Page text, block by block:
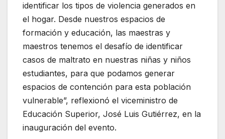
identificar los tipos de violencia generados en
el hogar. Desde nuestros espacios de
formación y educación, las maestras y
maestros tenemos el desafío de identificar
casos de maltrato en nuestras niñas y niños
estudiantes, para que podamos generar
espacios de contención para esta población
vulnerable”, reflexionó el viceministro de
Educación Superior, José Luis Gutiérrez, en la
inauguración del evento.